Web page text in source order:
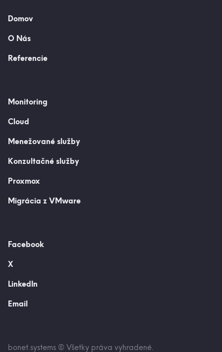
Domov
O Nás
Referencie
Monitoring
Cloud
Menežované služby
Konzultačné služby
Proxmox
Migrácia z VMware
Facebook
X
LinkedIn
Email
bonet.systems © Všetky práva vyhradené.